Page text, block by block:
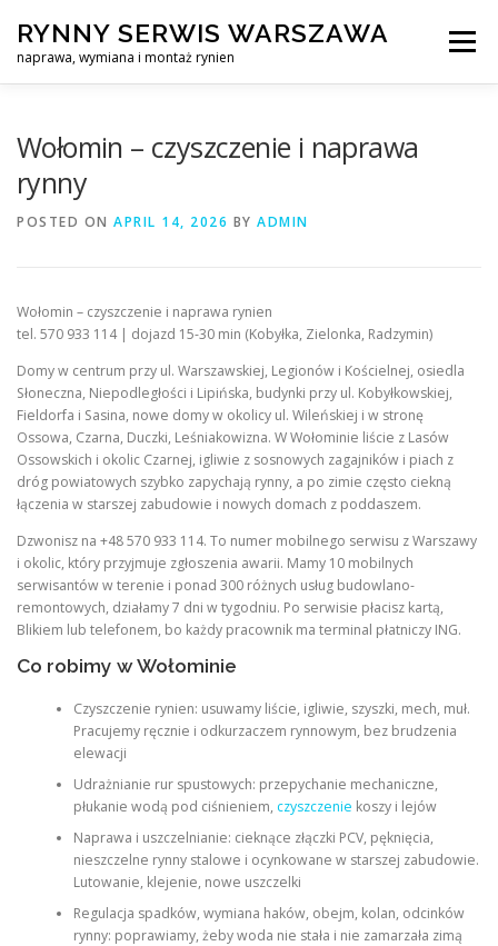
content
RYNNY SERWIS WARSZAWA
naprawa, wymiana i montaż rynien
Menu
Wołomin – czyszczenie i naprawa
rynny
POSTED ON APRIL 14, 2026 BY ADMIN
Wołomin – czyszczenie i naprawa rynien
tel. 570 933 114 | dojazd 15-30 min (Kobyłka, Zielonka, Radzymin)
Domy w centrum przy ul. Warszawskiej, Legionów i Kościelnej, osiedla
Słoneczna, Niepodległości i Lipińska, budynki przy ul. Kobyłkowskiej,
Fieldorfa i Sasina, nowe domy w okolicy ul. Wileńskiej i w stronę
Ossowa, Czarna, Duczki, Leśniakowizna. W Wołominie liście z Lasów
Ossowskich i okolic Czarnej, igliwie z sosnowych zagajników i piach z
dróg powiatowych szybko zapychają rynny, a po zimie często ciekną
łączenia w starszej zabudowie i nowych domach z poddaszem.
Dzwonisz na +48 570 933 114. To numer mobilnego serwisu z Warszawy
i okolic, który przyjmuje zgłoszenia awarii. Mamy 10 mobilnych
serwisantów w terenie i ponad 300 różnych usług budowlano-
remontowych, działamy 7 dni w tygodniu. Po serwisie płacisz kartą,
Blikiem lub telefonem, bo każdy pracownik ma terminal płatniczy ING.
Co robimy w Wołominie
Czyszczenie rynien: usuwamy liście, igliwie, szyszki, mech, muł.
Pracujemy ręcznie i odkurzaczem rynnowym, bez brudzenia
elewacji
Udrażnianie rur spustowych: przepychanie mechaniczne,
płukanie wodą pod ciśnieniem, czyszczenie koszy i lejów
Naprawa i uszczelnianie: cieknące złączki PCV, pęknięcia,
nieszczelne rynny stalowe i ocynkowane w starszej zabudowie.
Lutowanie, klejenie, nowe uszczelki
Regulacja spadków, wymiana haków, obejm, kolan, odcinków
rynny: poprawiamy, żeby woda nie stała i nie zamarzała zimą